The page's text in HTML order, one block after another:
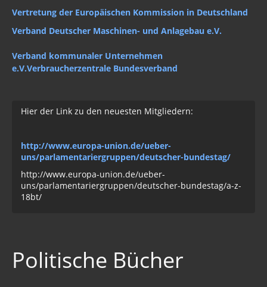
Vertretung der Europäischen Kommission in Deutschland
Verband Deutscher Maschinen- und Anlagebau e.V.
Verband kommunaler Unternehmen
e.V.Verbraucherzentrale Bundesverband
Hier der Link zu den neuesten Mitgliedern:
http://www.europa-union.de/ueber-
uns/parlamentariergruppen/deutscher-bundestag/
http://www.europa-union.de/ueber-
uns/parlamentariergruppen/deutscher-bundestag/a-z-
18bt/
Politische Bücher